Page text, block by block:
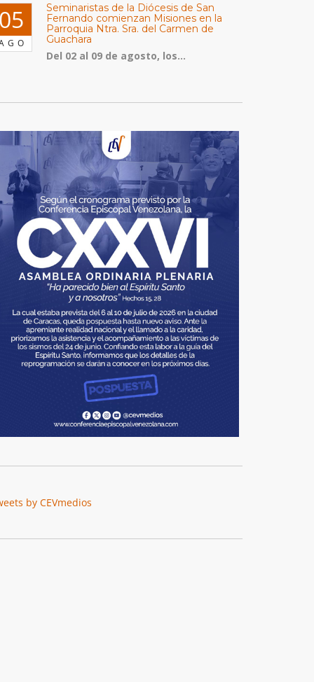
Seminaristas de la Diócesis de San
Fernando comienzan Misiones en la
Parroquia Ntra. Sra. del Carmen de
Guachara
Del 02 al 09 de agosto, los...
by CEVmedios